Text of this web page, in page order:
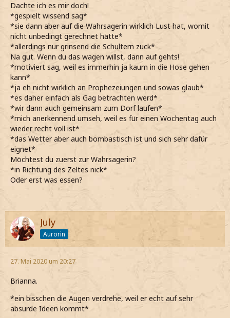
Dachte ich es mir doch!
*gespielt wissend sag*
*sie dann aber auf die Wahrsagerin wirklich Lust hat, womit
nicht unbedingt gerechnet hätte*
*allerdings nur grinsend die Schultern zuck*
Na gut. Wenn du das wagen willst, dann auf gehts!
*motiviert sag, weil es immerhin ja kaum in die Hose gehen
kann*
*ja eh nicht wirklich an Prophezeiungen und sowas glaub*
*es daher einfach als Gag betrachten werd*
*wir dann auch gemeinsam zum Dorf laufen*
*mich anerkennend umseh, weil es für einen Wochentag auch
wieder recht voll ist*
*das Wetter aber auch bombastisch ist und sich sehr dafür
eignet*
Möchtest du zuerst zur Wahrsagerin?
*in Richtung des Zeltes nick*
Oder erst was essen?
July
Aurorin
27. Mai 2020 um 20:27
Brianna.
*ein bisschen die Augen verdrehe, weil er echt auf sehr
absurde Ideen kommt*